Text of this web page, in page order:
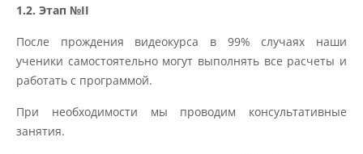
1.2. Этап №II
После прождения видеокурса в 99% случаях наши
ученики самостоятельно могут выполнять все расчеты и
работать с программой.
При необходимости мы проводим консультативные
занятия.